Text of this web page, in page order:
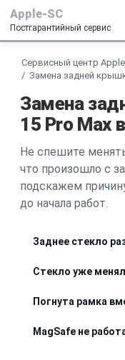
Apple-SC
Постгарантийный сервис
Сервисный центр
Замена задней
Замена
15 Pro Max
Не спешите
что произошло с
подскажем
до начала работ.
Заднее стекло
Стекло уже
Погнута рамка
MagSafe не